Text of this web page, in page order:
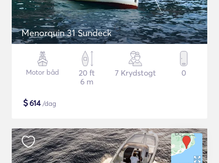
Menorquin 31 Sundeck
Motor båd
20 ft
6 m
7 Krydstogt 0
$614/dag